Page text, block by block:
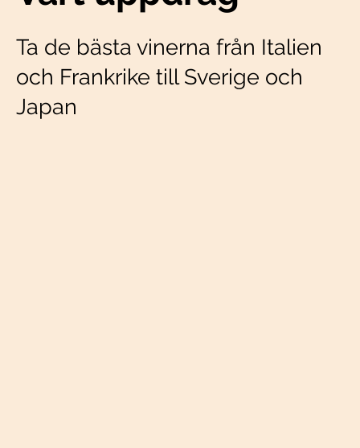
Ta de bästa vinerna från Italien
och Frankrike till Sverige och
Japan